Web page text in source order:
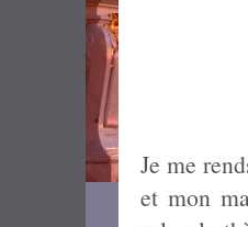
Je me
et mon